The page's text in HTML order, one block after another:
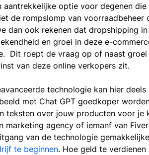
aantrekkelijke optie voor degenen
de rompslomp van voorraadbeheer
dan ook rekenen dat dropshipping
en groei in deze e-
Dit roept de vraag op of naast
van deze online verkopers zit.
technologie kan hier
met Chat GPT goedkoper
teksten over jouw producten voor je
marketing agency of iemanf van
van de technologie
te beginnen. Hoe geld te